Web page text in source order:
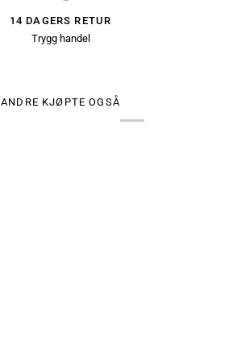
14 DAGERS RETUR
Trygg handel
ANDRE KJØPTE OGSÅ